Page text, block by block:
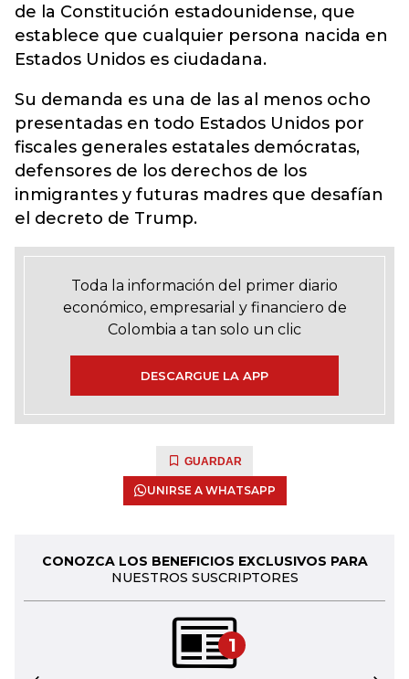
de la Constitución estadounidense, que
establece que cualquier persona nacida en
Estados Unidos es ciudadana.
Su demanda es una de las al menos ocho
presentadas en todo Estados Unidos por
fiscales generales estatales demócratas,
defensores de los derechos de los
inmigrantes y futuras madres que desafían
el decreto de Trump.
Toda la información del primer diario
económico, empresarial y financiero de
Colombia a tan solo un clic
DESCARGUE LA APP
GUARDAR
UNIRSE A WHATSAPP
CONOZCA LOS BENEFICIOS EXCLUSIVOS PARA
NUESTROS SUSCRIPTORES
1